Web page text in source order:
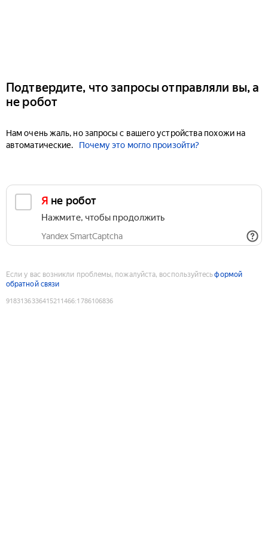
Подтвердите, что запросы отправляли вы, а
не робот
Нам очень жаль, но запросы с вашего устройства похожи на
автоматические.
Почему это могло произойти?
Я не робот
Нажмите, чтобы продолжить
Yandex SmartCaptcha
Если у вас возникли проблемы, пожалуйста, воспользуйтесьформой
обратной связи
9183136336415211466:1786106836